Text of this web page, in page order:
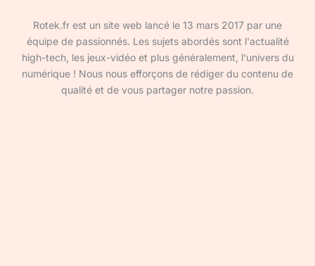
Rotek.fr est un site web lancé le 13 mars 2017 par une
équipe de passionnés. Les sujets abordés sont l'actualité
high-tech, les jeux-vidéo et plus généralement, l'univers du
numérique ! Nous nous efforçons de rédiger du contenu de
qualité et de vous partager notre passion.